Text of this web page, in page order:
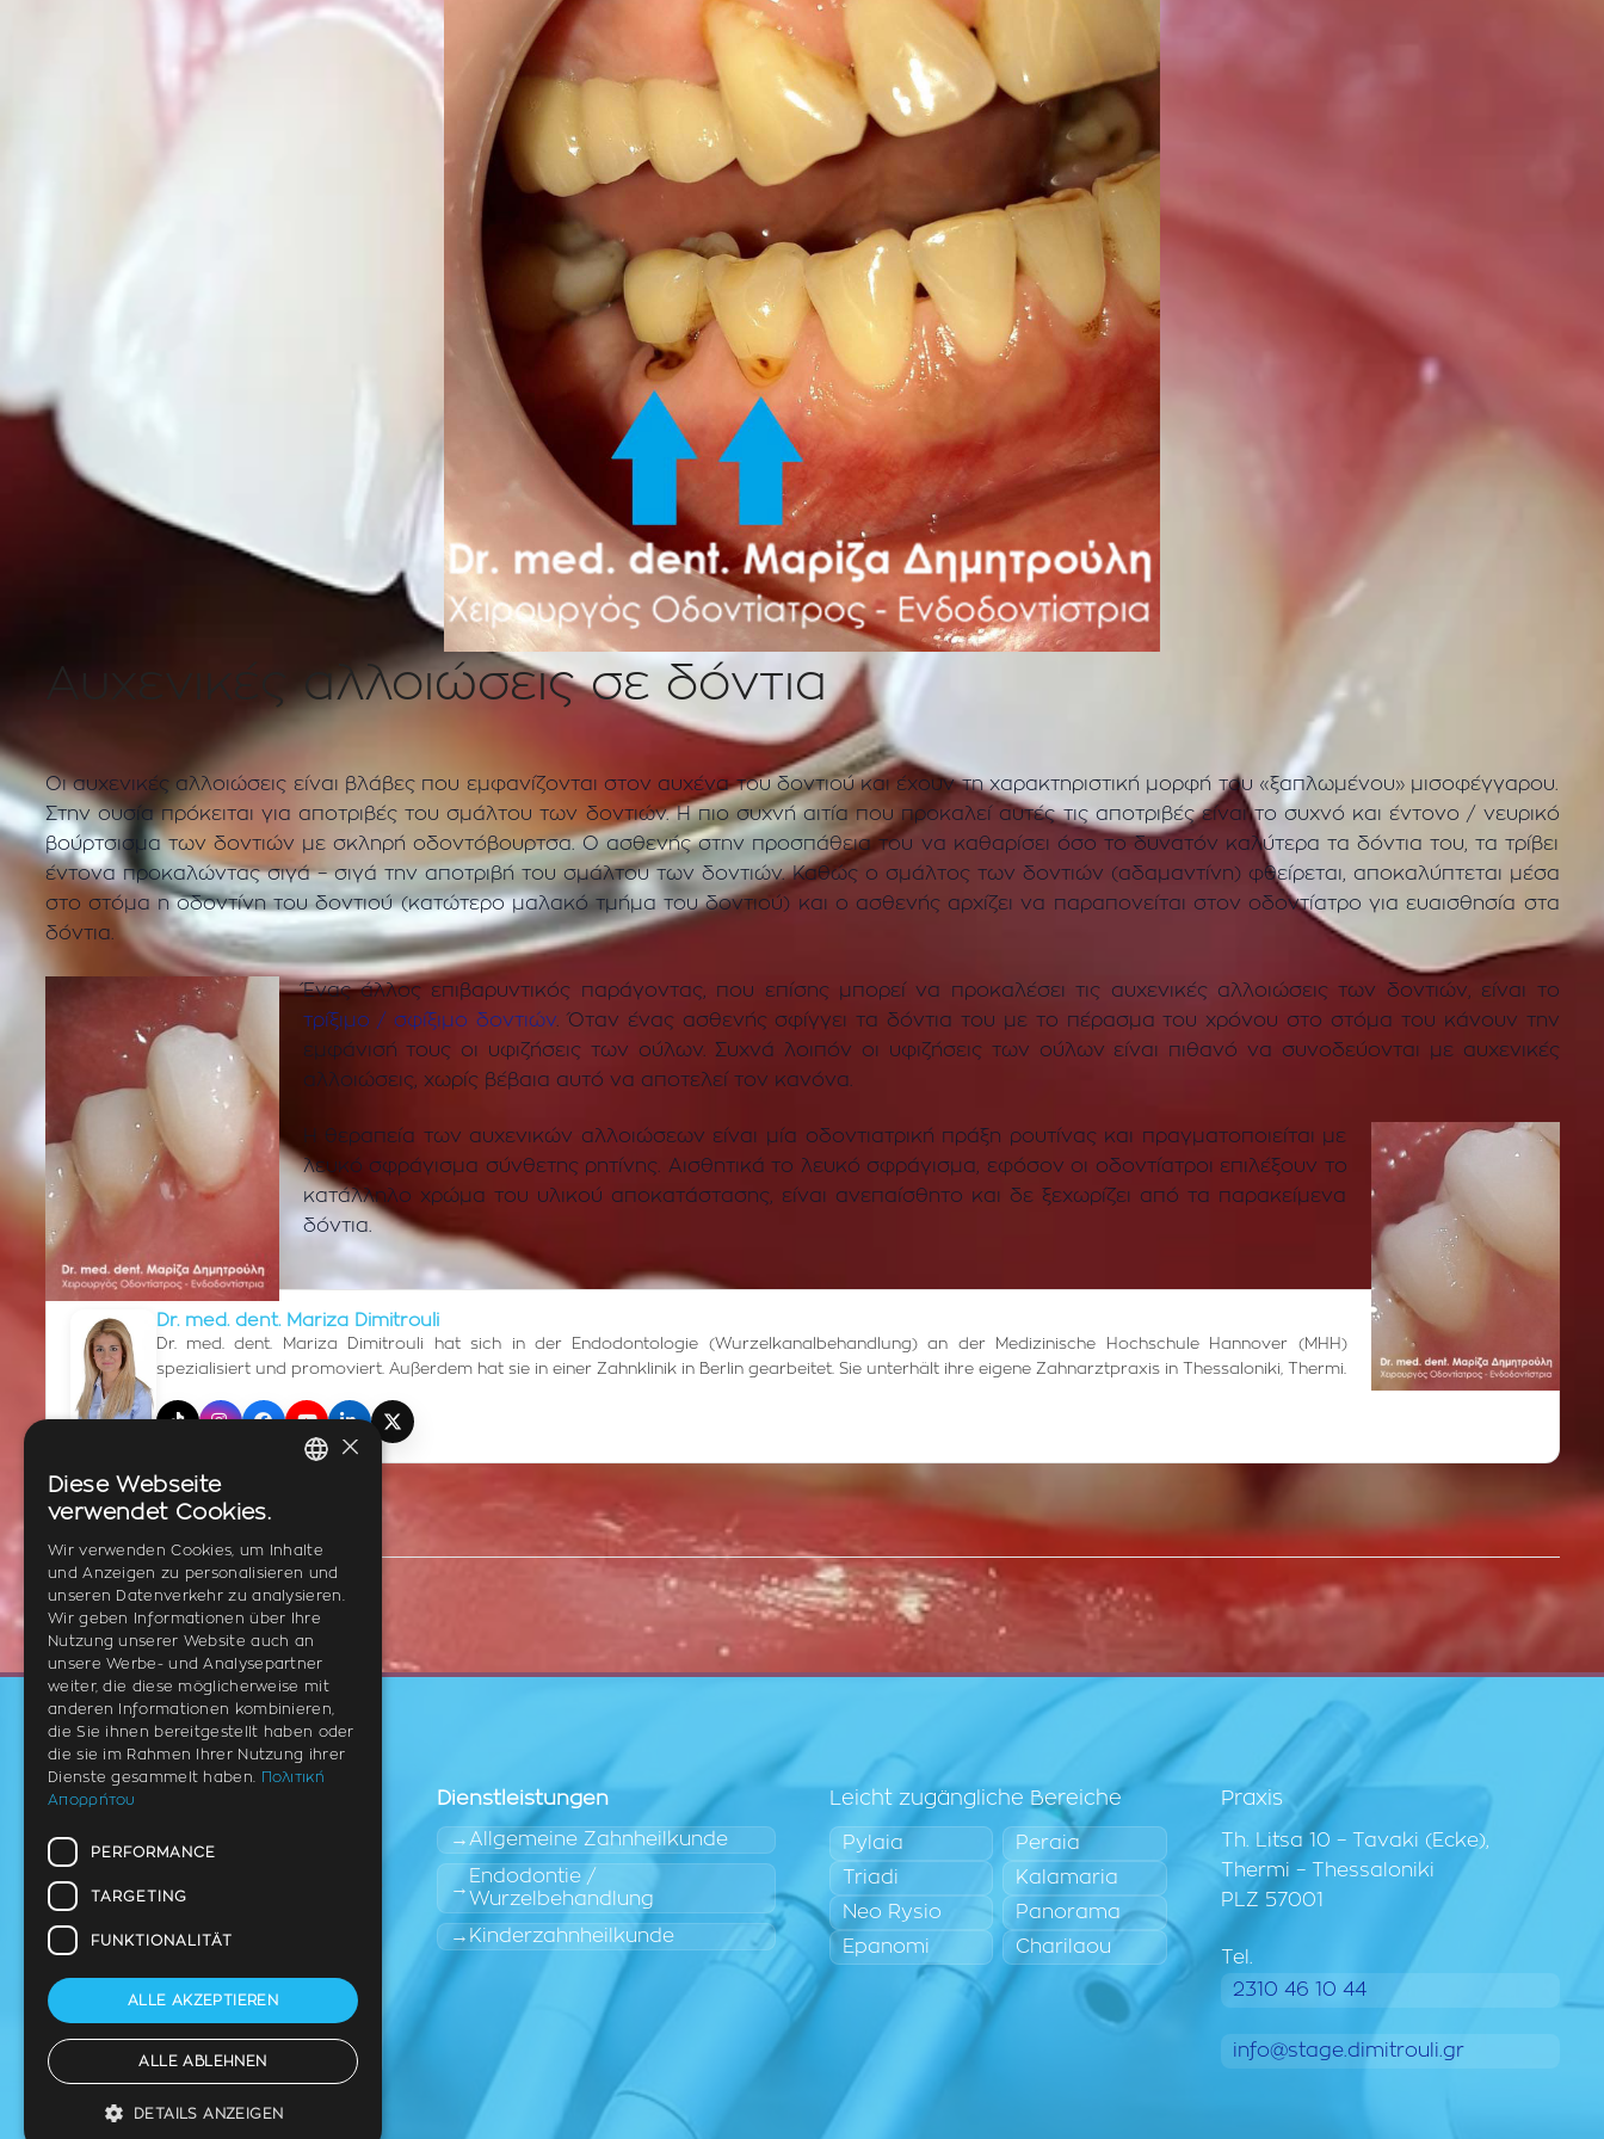
Αυχενικές αλλοιώσεις σε δόντια
Οι αυχενικές αλλοιώσεις είναι βλάβες που εμφανίζονται στον αυχένα του δοντιού και έχουν τη χαρακτηριστική μορφή του «ξαπλωμένου» μισοφέγγαρου.
Στην ουσία πρόκειται για αποτριβές του σμάλτου των δοντιών. Η πιο συχνή αιτία που προκαλεί αυτές τις αποτριβές είναι το συχνό και έντονο / νευρικό
βούρτσισμα των δοντιών με σκληρή οδοντόβουρτσα. Ο ασθενής στην προσπάθεια του να καθαρίσει όσο το δυνατόν καλύτερα τα δόντια του, τα τρίβει
έντονα προκαλώντας σιγά – σιγά την αποτριβή του σμάλτου των δοντιών. Καθώς ο σμάλτος των δοντιών (αδαμαντίνη) φθείρεται, αποκαλύπτεται μέσα
στο στόμα η οδοντίνη του δοντιού (κατώτερο μαλακό τμήμα του δοντιού) και ο ασθενής αρχίζει να παραπονείται στον οδοντίατρο για ευαισθησία στα
δόντια.
Ένας άλλος επιβαρυντικός παράγοντας, που επίσης μπορεί να προκαλέσει τις αυχενικές αλλοιώσεις των δοντιών, είναι το
τρίξιμο / σφίξιμο δοντιών . Όταν ένας ασθενής σφίγγει τα δόντια του με το πέρασμα του χρόνου στο στόμα του κάνουν την
εμφάνισή τους οι υφιζήσεις των ούλων. Συχνά λοιπόν οι υφιζήσεις των ούλων είναι πιθανό να συνοδεύονται με αυχενικές
αλλοιώσεις, χωρίς βέβαια αυτό να αποτελεί τον κανόνα.
Η θεραπεία των αυχενικών αλλοιώσεων είναι μία οδοντιατρική πράξη ρουτίνας και πραγματοποιείται με
λευκό σφράγισμα σύνθετης ρητίνης. Αισθητικά το λευκό σφράγισμα, εφόσον οι οδοντίατροι επιλέξουν το
κατάλληλο χρώμα του υλικού αποκατάστασης, είναι ανεπαίσθητο και δε ξεχωρίζει από τα παρακείμενα
δόντια.
Dr. med. dent. Mariza Dimitrouli
Dr. med. dent. Mariza Dimitrouli hat sich in der Endodontologie (Wurzelkanalbehandlung) an der Medizinische Hochschule Hannover (MHH)
spezialisiert und promoviert. Außerdem hat sie in einer Zahnklinik in Berlin gearbeitet. Sie unterhält ihre eigene Zahnarztpraxis in Thessaloniki, Thermi.
Instagram
FacebookYouTubeLinkedInX (Twitter)
Zahnarzt Thermi (Ost-
Nutzungsbedingungen für
personenbezogene Daten
Dienstleistungen
Allgemeine Zahnheilkunde
Endodontie /
Wurzelbehandlung
Kinderzahnheilkunde
Leicht zugängliche Bereiche
Pylaia
Triadi
Neo Rysio
Epanomi
Peraia
Kalamaria
Panorama
Charilaou
Praxis
Th. Litsa 10 – Tavaki (Ecke),
Thermi – Thessaloniki
PLZ 57001
Tel.
2310 46 10 44
info@stage.dimitrouli.gr
ENGLISH
×
Diese Webseite
verwendet Cookies.
Wir verwenden Cookies, um Inhalte
und Anzeigen zu personalisieren und
unseren Datenverkehr zu analysieren.
Wir geben Informationen über Ihre
Nutzung unserer Website auch an
unsere Werbe- und Analysepartner
weiter, die diese möglicherweise mit
anderen Informationen kombinieren,
die Sie ihnen bereitgestellt haben oder
die sie im Rahmen Ihrer Nutzung ihrer
Dienste gesammelt haben.
Πολιτική
Απορρήτου
PERFORMANCE
TARGETING
FUNKTIONALITÄT
ALLE AKZEPTIEREN
ALLE ABLEHNEN
DETAILS ANZEIGEN